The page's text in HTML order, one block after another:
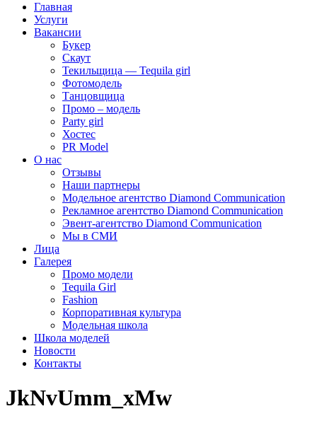
Главная
Услуги
Вакансии
Букер
Скаут
Текильщица — Tequila girl
Фотомодель
Танцовщица
Промо – модель
Party girl
Хостес
PR Model
О нас
Отзывы
Наши партнеры
Модельное агентство Diamond Communication
Рекламное агентство Diamond Communication
Эвент-агентство Diamond Communication
Мы в СМИ
Лица
Галерея
Промо модели
Tequila Girl
Fashion
Корпоративная культура
Модельная школа
Школа моделей
Новости
Контакты
JkNvUmm_xMw